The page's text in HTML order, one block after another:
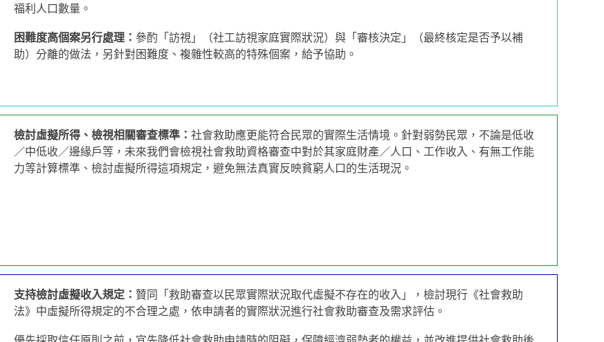
福利人口數量。
困難度高個案另行處理： 參酌「訪視」（社工訪視家庭實際狀況）與「審核決定」（最終核定是否予以補
助）分離的做法，另針對困難度、複雜性較高的特殊個案，給予協助。
檢討虛擬所得、檢視相關審查標準：社會救助應更能符合民眾的實際生活情境。針對弱勢民眾，不論是低收
／中低收／邊緣戶等，未來我們會檢視社會救助資格審查中對於其家庭財產／人口、工作收入、有無工作能
力等計算標準、檢討虛擬所得這項規定，避免無法真實反映貧窮人口的生活現況。
支持檢討虛擬收入規定： 贊同「救助審查以民眾實際狀況取代虛擬不存在的收入」，檢討現行《社會救助
法》中虛擬所得規定的不合理之處，依申請者的實際狀況進行社會救助審查及需求評估。